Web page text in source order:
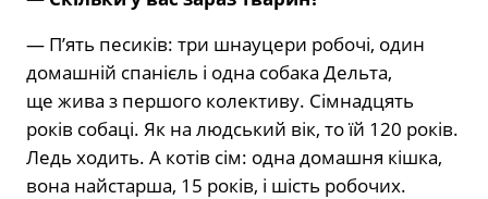
— П’ять песиків: три шнауцери робо­чі, один
домашній спанієль і одна соба­ка Дельта,
ще жива з першого колек­тиву. Сімнадцять
років собаці. Як на людський вік, то їй 120 років.
Ледь хо­дить. А котів сім: одна домашня кішка,
вона найстарша, 15 років, і шість робо­чих.